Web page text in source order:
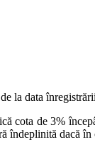
la data
cota de 3%
dacă